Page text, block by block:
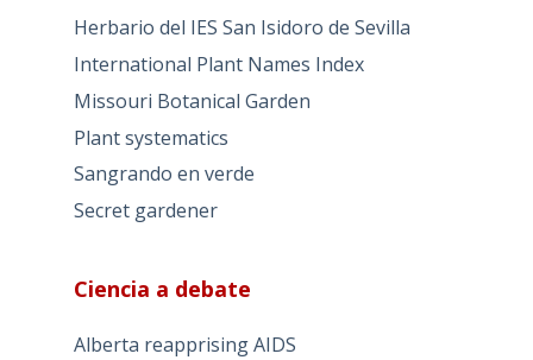
Herbario del IES San Isidoro de Sevilla
International Plant Names Index
Missouri Botanical Garden
Plant systematics
Sangrando en verde
Secret gardener
Ciencia a debate
Alberta reapprising AIDS